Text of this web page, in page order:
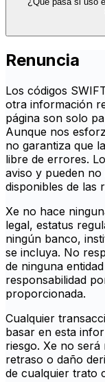
Renuncia
Los códigos
otra información
página son solo
Aunque nos
no garantiza que
libre de errores.
aviso y pueden
disponibles de las
Xe no hace
legal, estatus
ningún banco,
se incluya. No
de ninguna
responsabilidad
proporcionada.
Cualquier
basar en esta
riesgo. Xe no
retraso o daño
de cualquier trato